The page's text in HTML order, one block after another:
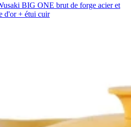
BIG ONE brut de forge acier et
d'or + étui cuir